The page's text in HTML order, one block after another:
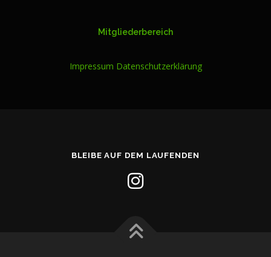
Mitgliederbereich
Impressum Datenschutzerklärung
BLEIBE AUF DEM LAUFENDEN